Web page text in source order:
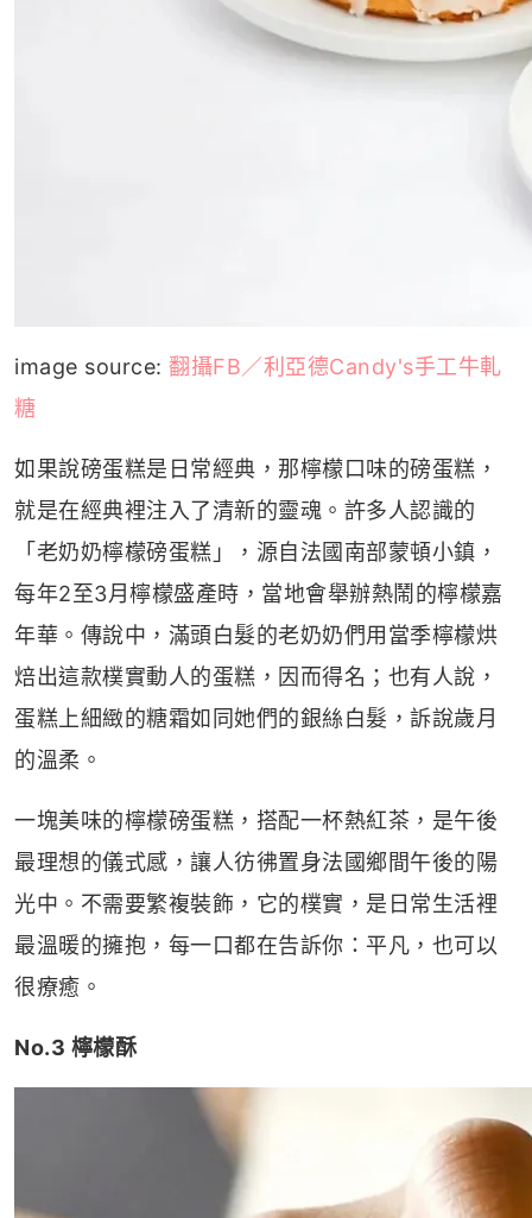
image source: 翻攝FB／利亞德Candy's手工牛軋
糖
如果說磅蛋糕是日常經典，那檸檬口味的磅蛋糕，
就是在經典裡注入了清新的靈魂。許多人認識的
「老奶奶檸檬磅蛋糕」，源自法國南部蒙頓小鎮，
每年2至3月檸檬盛產時，當地會舉辦熱鬧的檸檬嘉
年華。傳說中，滿頭白髮的老奶奶們用當季檸檬烘
焙出這款樸實動人的蛋糕，因而得名；也有人說，
蛋糕上細緻的糖霜如同她們的銀絲白髮，訴說歲月
的溫柔。
一塊美味的檸檬磅蛋糕，搭配一杯熱紅茶，是午後
最理想的儀式感，讓人彷彿置身法國鄉間午後的陽
光中。不需要繁複裝飾，它的樸實，是日常生活裡
最溫暖的擁抱，每一口都在告訴你：平凡，也可以
很療癒。
No.3 檸檬酥